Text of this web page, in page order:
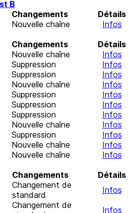
B
Changements
Détails
Nouvelle chaîne
Infos
Changements
Détails
Nouvelle chaîne
Infos
Suppression
Infos
Suppression
Infos
Nouvelle chaîne
Infos
Suppression
Infos
Suppression
Infos
Suppression
Infos
Nouvelle chaîne
Infos
Suppression
Infos
Nouvelle chaîne
Infos
Nouvelle chaîne
Infos
Changements
Détails
Changement de
standard
Infos
Changement de
Infos